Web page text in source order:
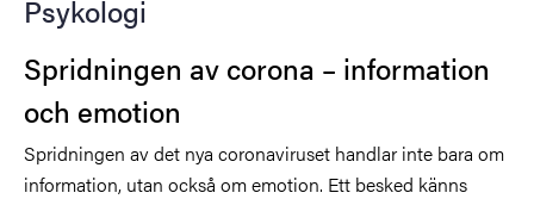
Psykologi
Spridningen av corona – information
och emotion
Spridningen av det nya coronaviruset handlar inte bara om
information, utan också om emotion. Ett besked känns